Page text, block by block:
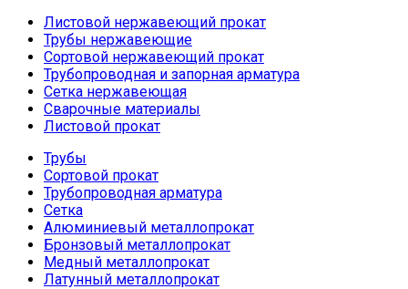
Листовой нержавеющий прокат
Трубы нержавеющие
Сортовой нержавеющий прокат
Трубопроводная и запорная арматура
Сетка нержавеющая
Сварочные материалы
Листовой прокат
Трубы
Сортовой прокат
Трубопроводная арматура
Сетка
Алюминиевый металлопрокат
Бронзовый металлопрокат
Медный металлопрокат
Латунный металлопрокат